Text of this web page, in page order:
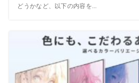
どうかなど、以下の内容を...